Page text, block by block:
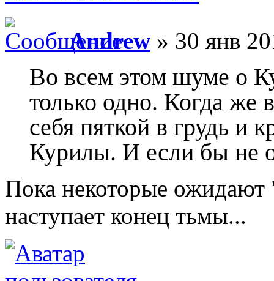
Andrew » 30 янв
Во всем этом шуме о
только одно. Когда же
себя пяткой в грудь и
Курилы. И если бы не
Пока некоторые ожидают
наступает конец тьмы...